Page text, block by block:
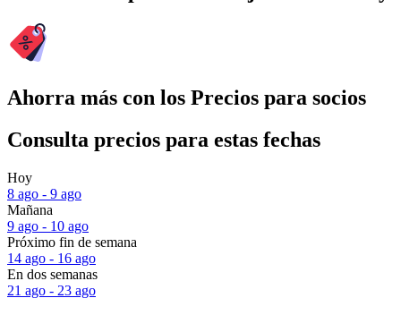
Ahorra más con los Precios para socios
Consulta precios para estas fechas
Hoy
8 ago - 9 ago
Mañana
9 ago - 10 ago
Próximo fin de semana
14 ago - 16 ago
En dos semanas
21 ago - 23 ago